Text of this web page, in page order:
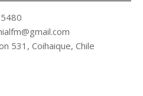
531, Coihaique, Chile